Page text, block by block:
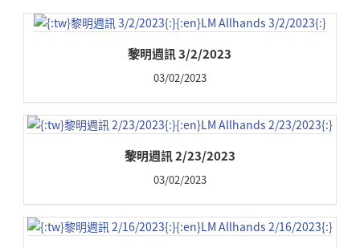
黎明週訊 3/2/2023
03/02/2023
黎明週訊 2/23/2023
03/02/2023